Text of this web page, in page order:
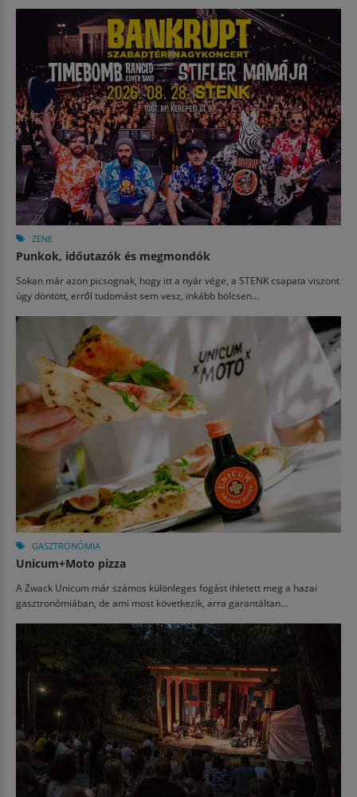
ZENE
Punkok, időutazók és megmondók
Sokan már azon picsognak, hogy itt a nyár vége, a STENK csapata viszont
úgy döntött, erről tudomást sem vesz, inkább bölcsen...
GASZTRONÓMIA
Unicum+Moto pizza
A Zwack Unicum már számos különleges fogást ihletett meg a hazai
gasztronómiában, de ami most következik, arra garantáltan...